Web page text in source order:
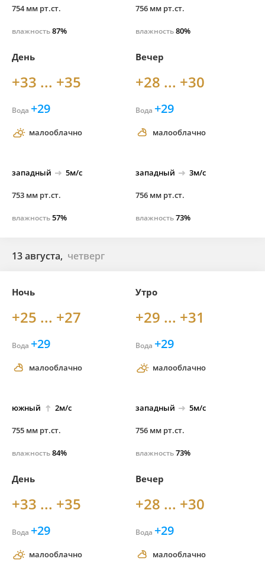
754 мм рт.ст.
влажность87%
756 мм рт.ст.
влажность80%
День
+33 ... +35
Вода +29
малооблачно
западный 5м/с
753 мм рт.ст.
влажность57%
Вечер
+28 ... +30
Вода +29
малооблачно
западный 3м/с
756 мм рт.ст.
влажность73%
13 августа, четверг
Ночь
+25 ... +27
Вода +29
малооблачно
южный 2м/с
755 мм рт.ст.
влажность84%
Утро
+29 ... +31
Вода +29
малооблачно
западный 5м/с
756 мм рт.ст.
влажность73%
День
+33 ... +35
Вода +29
малооблачно
Вечер
+28 ... +30
Вода +29
малооблачно